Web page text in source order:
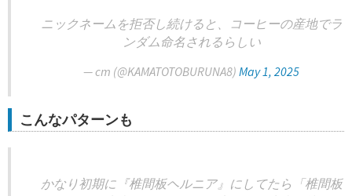
ニックネームを拒否し続けると、コーヒーの産地でラ
ンダム命名されるらしい
— cm (@KAMATOTOBURUNA8) May 1, 2025
こんなパターンも
かなり初期に『椎間板ヘルニア』にしてたら「椎間板